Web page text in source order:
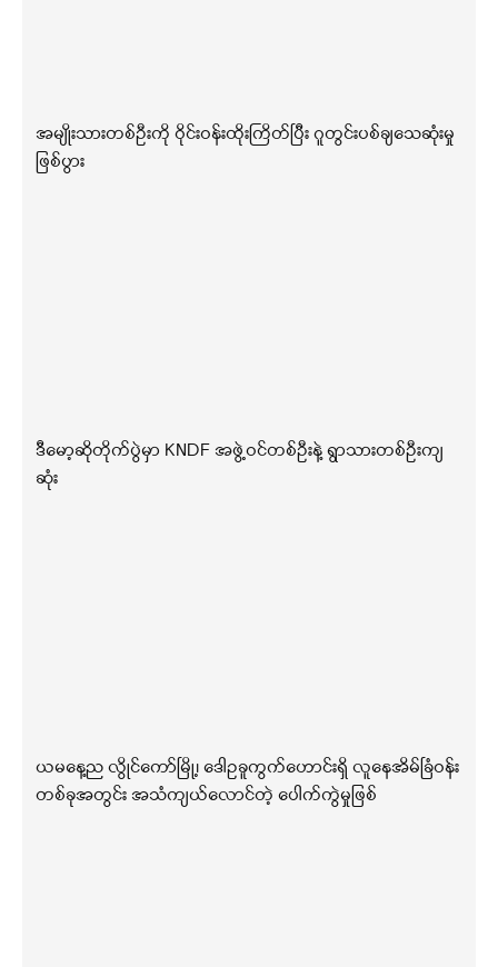
အမျိုးသားတစ်ဦးကို ဝိုင်းဝန်းထိုးကြိတ်ပြီး ဂူတွင်းပစ်ချသေဆုံးမှု
ဖြစ်ပွား
ဒီမော့ဆိုတိုက်ပွဲမှာ KNDF အဖွဲ့ဝင်တစ်ဦးနဲ့ ရွာသားတစ်ဦးကျ
ဆုံး
ယမနေ့ည လွိုင်ကော်မြို့၊ ဒေါဥခူကွက်ဟောင်းရှိ လူနေအိမ်ခြံဝန်း
တစ်ခုအတွင်း အသံကျယ်လောင်တဲ့ ပေါက်ကွဲမှုဖြစ်